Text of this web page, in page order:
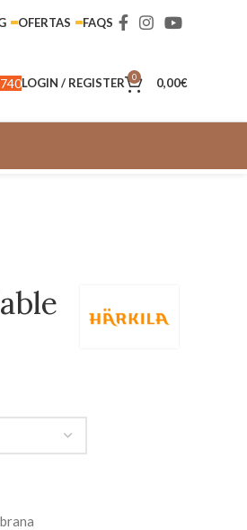
OFERTAS FAQS
LOGIN / REGISTER 0 0,00€